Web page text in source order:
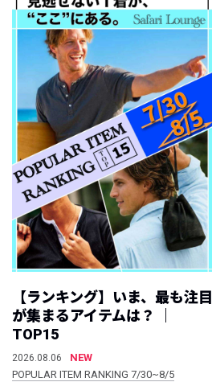
【ランキング】いま、最も注目
が集まるアイテムは？ ｜
TOP15
2026.08.06
NEW
POPULAR ITEM RANKING 7/30~8/5